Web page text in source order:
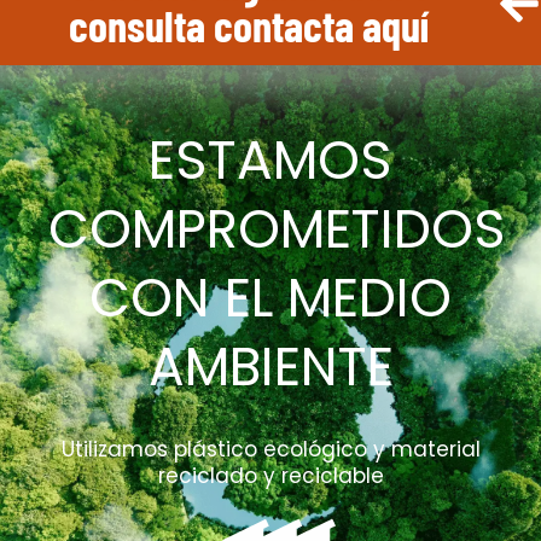
consulta contacta aquí
ESTAMOS
COMPROMETIDOS
CON EL MEDIO
AMBIENTE
Utilizamos plástico ecológico y material
reciclado y reciclable